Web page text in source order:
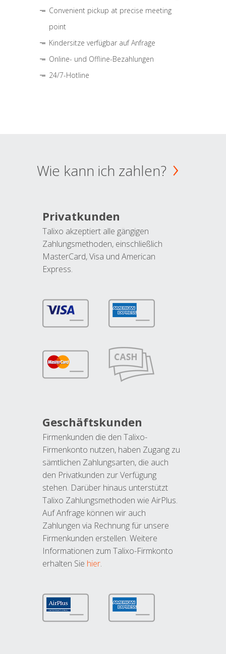
Convenient pickup at precise meeting
point
Kindersitze verfügbar auf Anfrage
Online- und Offline-Bezahlungen
24/7-Hotline
Wie kann ich zahlen?
Privatkunden
Talixo akzeptiert alle gängigen
Zahlungsmethoden, einschließlich
MasterCard, Visa und American
Express.
Geschäftskunden
Firmenkunden die den Talixo-
Firmenkonto nutzen, haben Zugang zu
sämtlichen Zahlungsarten, die auch
den Privatkunden zur Verfügung
stehen. Darüber hinaus unterstützt
Talixo Zahlungsmethoden wie AirPlus.
Auf Anfrage können wir auch
Zahlungen via Rechnung für unsere
Firmenkunden erstellen. Weitere
Informationen zum Talixo-Firmkonto
erhalten Sie hier.